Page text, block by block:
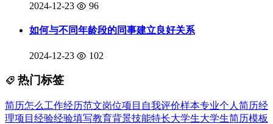
2024-12-23 96
如何与不同年龄段的同事建立良好关系
2024-12-23 102
热门标签
简历怎么工作经历范文岗位项目 自我评价样本专业个人简历经
理项目经验经验填写教育背景技能特长大学生大学生简历模板